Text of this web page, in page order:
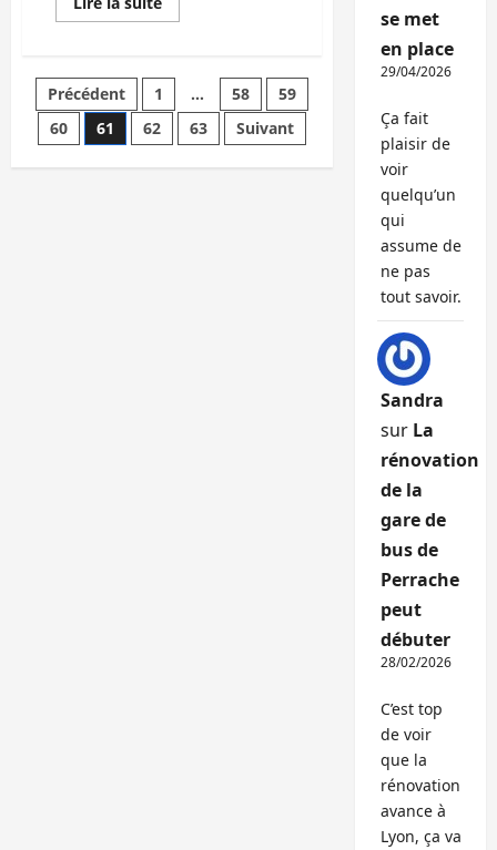
savoir
Ritz
être
rénové
par
Pagination
des
Précédent 1 … 58
59
60
61 62 63 Suivant
se met
en place
29/04/2026
Ça fait
plaisir de
voir
quelqu’un
qui
assume de
ne pas
tout savoir.
Sandra
sur La
rénovation
de la
gare de
bus de
Perrache
peut
débuter
28/02/2026
C’est top
de voir
que la
rénovation
avance à
Lyon, ça va